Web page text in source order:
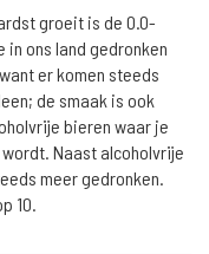
groeit is de 0.0-
ons land gedronken
er komen steeds
de smaak is ook
bieren waar je
Naast alcoholvrije
meer gedronken.
10.